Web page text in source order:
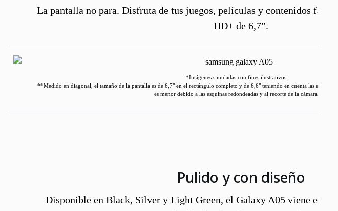
La pantalla no para. Disfruta de tus juegos, películas y contenidos
HD+ de 6,7”.
*Imágenes simuladas con fines ilustrativos.
**Medido en diagonal, el tamaño de la pantalla es de 6,7" en el rectángulo completo y de 6,6" teniendo en cuenta las esquinas
es menor debido a las esquinas redondeadas y al recorte de la cámara.
Pulido y con diseño
Disponible en Black, Silver y Light Green, el Galaxy A05 viene en un